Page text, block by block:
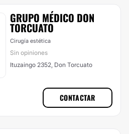
GRUPO MÉDICO DON
TORCUATO
Cirugía estética
Sin opiniones
Ituzaingo 2352, Don Torcuato
CONTACTAR